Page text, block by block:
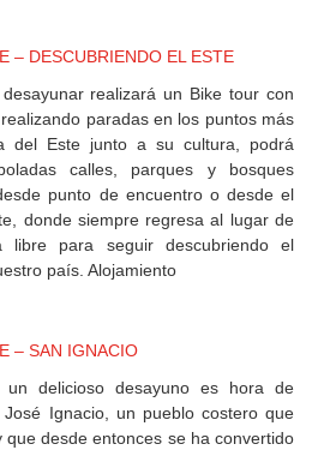
– DESCUBRIENDO EL ESTE
realizará un Bike tour con
paradas en los puntos más
del Este junto a su cultura, podrá
calles, parques y bosques
punto de encuentro o desde el
donde siempre regresa al lugar de
libre para seguir descubriendo el
país. Alojamiento
– SAN IGNACIO
delicioso desayuno es hora de
Ignacio, un pueblo costero que
desde entonces se ha convertido